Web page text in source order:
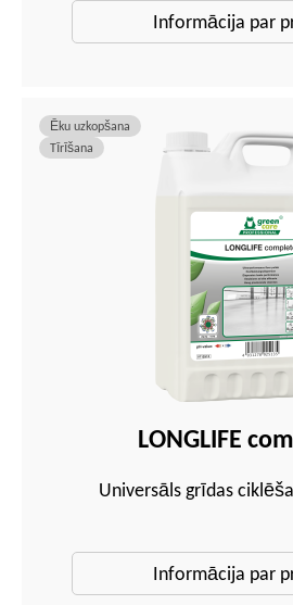
Informācija par
LONGLIFE
Universāls grīdas
Ēku uzkopšana
Tīrīšana
Informācija par